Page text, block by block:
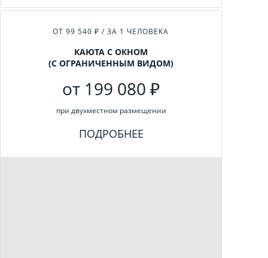
ОТ 99 540 ₽ / ЗА 1 ЧЕЛОВЕКА
КАЮТА С ОКНОМ
(С ОГРАНИЧЕННЫМ ВИДОМ)
от 199 080 ₽
при двухместном размещении
ПОДРОБНЕЕ